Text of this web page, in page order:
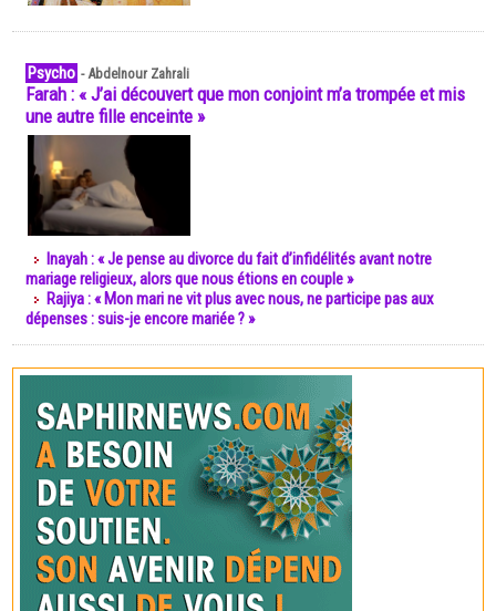
Psycho -Abdelnour Zahrali
Farah : « J’ai découvert que mon conjoint m’a trompée et mis
une autre fille enceinte »
Inayah : « Je pense au divorce du fait d’infidélités avant notre
mariage religieux, alors que nous étions en couple »
Rajiya : « Mon mari ne vit plus avec nous, ne participe pas aux
dépenses : suis-je encore mariée ? »